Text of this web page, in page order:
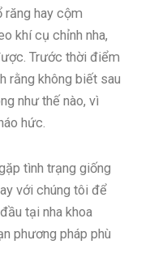
răng hay cộm
khí cụ chỉnh nha,
Trước thời điểm
rằng không biết sau
như thế nào, vì
hức.
tình trạng giống
với chúng tôi để
tại nha khoa
phương pháp phù